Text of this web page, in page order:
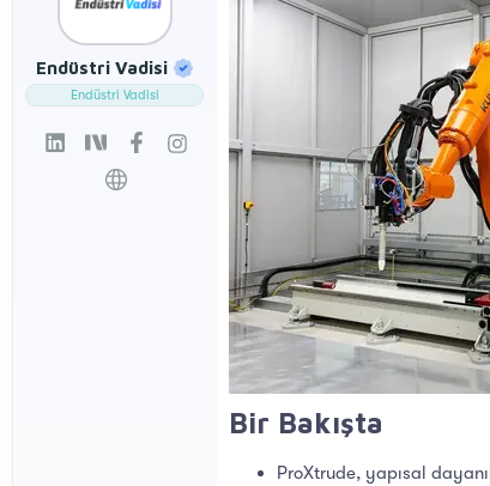
ı
t
Endüstri Vadisi
Endüstri Vadisi
Bir Bakışta​
ProXtrude, yapısal